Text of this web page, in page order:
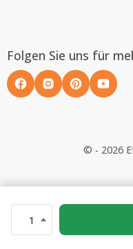
1
Folgen Sie uns für
© - 2026